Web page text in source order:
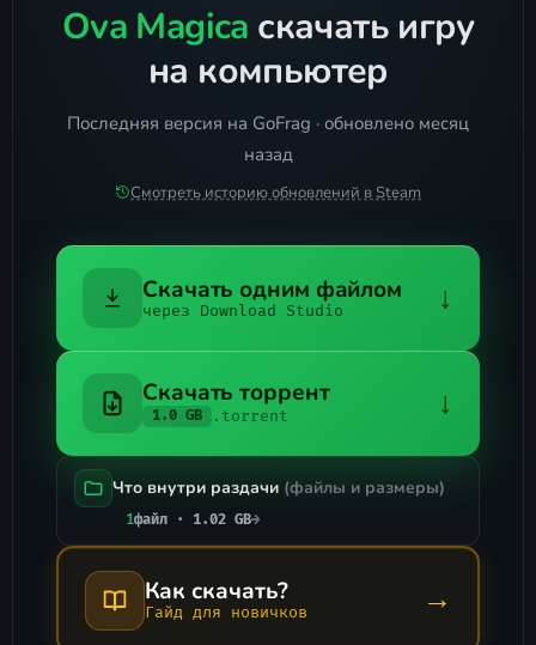
Ova Magica скачать игру
на компьютер
Последняя версия на GoFrag · обновлено месяц
назад
Смотреть историю обновлений в Steam
Скачать одним файлом
через Download Studio ↓
Скачать торрент
1.0 GB .torrent ↓
Что внутри раздачи (файлы и размеры)
1файл · 1.02 GB→
Как скачать?
Гайд для новичков →